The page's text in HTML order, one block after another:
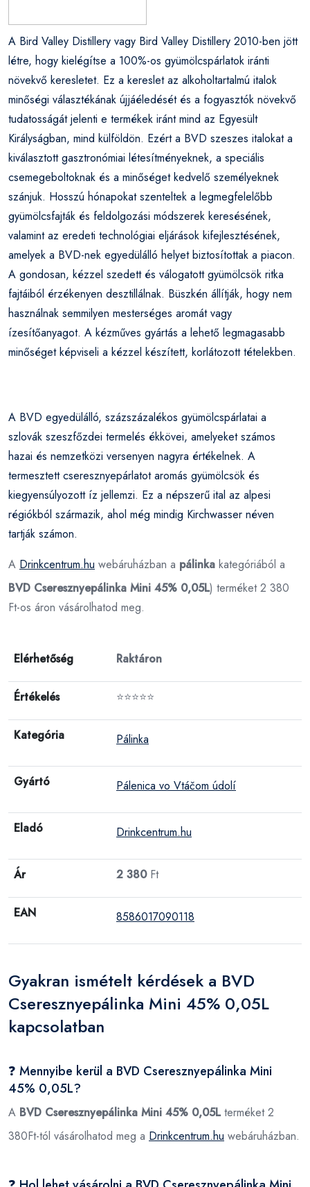
A Bird Valley Distillery vagy Bird Valley Distillery 2010-ben jött
létre, hogy kielégítse a 100%-os gyümölcspárlatok iránti
növekvő keresletet. Ez a kereslet az alkoholtartalmú italok
minőségi választékának újjáéledését és a fogyasztók növekvő
tudatosságát jelenti e termékek iránt mind az Egyesült
Királyságban, mind külföldön. Ezért a BVD szeszes italokat a
kiválasztott gasztronómiai létesítményeknek, a speciális
csemegeboltoknak és a minőséget kedvelő személyeknek
szánjuk. Hosszú hónapokat szenteltek a legmegfelelőbb
gyümölcsfajták és feldolgozási módszerek keresésének,
valamint az eredeti technológiai eljárások kifejlesztésének,
amelyek a BVD-nek egyedülálló helyet biztosítottak a piacon.
A gondosan, kézzel szedett és válogatott gyümölcsök ritka
fajtáiból érzékenyen desztillálnak. Büszkén állítják, hogy nem
használnak semmilyen mesterséges aromát vagy
ízesítőanyagot. A kézműves gyártás a lehető legmagasabb
minőséget képviseli a kézzel készített, korlátozott tételekben.
A BVD egyedülálló, százszázalékos gyümölcspárlatai a
szlovák szeszfőzdei termelés ékkövei, amelyeket számos
hazai és nemzetközi versenyen nagyra értékelnek. A
termesztett cseresznyepárlatot aromás gyümölcsök és
kiegyensúlyozott íz jellemzi. Ez a népszerű ital az alpesi
régiókból származik, ahol még mindig Kirchwasser néven
tartják számon.
A Drinkcentrum.hu webáruházban a pálinka kategóriából a
BVD Cseresznyepálinka Mini 45% 0,05L) terméket 2 380
Ft-os áron vásárolhatod meg.
Elérhetőség Raktáron
Értékelés ⭐⭐⭐⭐⭐
Kategória Pálinka
Gyártó Pálenica vo Vtáčom údolí
Eladó Drinkcentrum.hu
Ár 2 380Ft
EAN 8586017090118
Gyakran ismételt kérdések a BVD
Cseresznyepálinka Mini 45% 0,05L
kapcsolatban
❓ Mennyibe kerül a BVD Cseresznyepálinka Mini
45% 0,05L?
A BVD Cseresznyepálinka Mini 45% 0,05Lterméket 2
380Ft-tól vásárolhatod meg a Drinkcentrum.hu webáruházban.